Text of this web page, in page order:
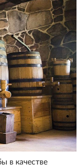
в качестве